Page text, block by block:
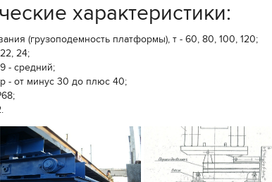
характеристики:
(грузоподемность платформы), т - 60, 80, 100, 120;
24;
- средний;
- от минус 30 до плюс 40;